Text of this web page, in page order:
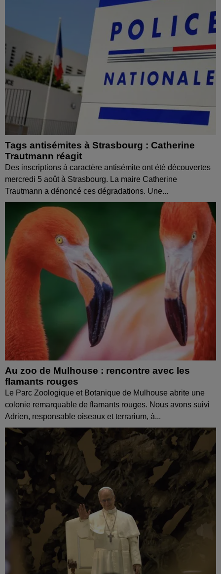
Tags antisémites à Strasbourg : Catherine
Trautmann réagit
Des inscriptions à caractère antisémite ont été découvertes
mercredi 5 août à Strasbourg. La maire Catherine
Trautmann a dénoncé ces dégradations. Une...
Au zoo de Mulhouse : rencontre avec les
flamants rouges
Le Parc Zoologique et Botanique de Mulhouse abrite une
colonie remarquable de flamants rouges. Nous avons suivi
Adrien, responsable oiseaux et terrarium, à...